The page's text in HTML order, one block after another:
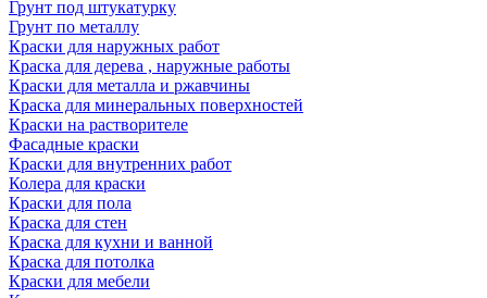
Грунт под штукатурку
Грунт по металлу
Краски для наружных работ
Краска для дерева , наружные работы
Краски для металла и ржавчины
Краска для минеральных поверхностей
Краски на растворителе
Фасадные краски
Краски для внутренних работ
Колера для краски
Краски для пола
Краска для стен
Краска для кухни и ванной
Краска для потолка
Краски для мебели